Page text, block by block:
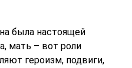
была настоящей
мать – вот роли
героизм, подвиги,